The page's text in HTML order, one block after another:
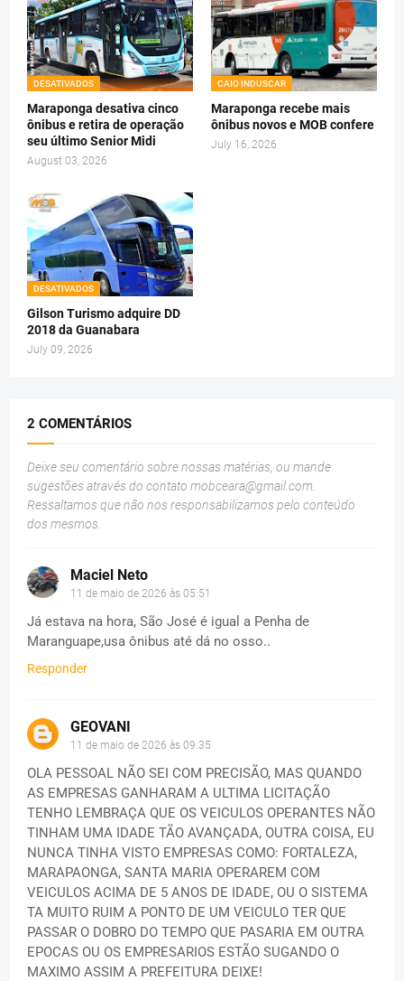
DESATIVADOS
Maraponga desativa cinco
ônibus e retira de operação
seu último Senior Midi
August 03, 2026
CAIO INDUSCAR
Maraponga recebe mais
ônibus novos e MOB confere
July 16, 2026
DESATIVADOS
Gilson Turismo adquire DD
2018 da Guanabara
July 09, 2026
2 COMENTÁRIOS
Deixe seu comentário sobre nossas matérias, ou mande
sugestões através do contato mobceara@gmail.com
Ressaltamos que não nos responsabilizamos pelo conteúdo
dos mesmos.
Maciel Neto
11 de maio de 2026 às 05:51
Já estava na hora, São José é igual a Penha de
Maranguape,usa ônibus até dá no osso..
Responder
GEOVANI
11 de maio de 2026 às 09:35
OLA PESSOAL NÃO SEI COM PRECISÃO, MAS QUANDO
AS EMPRESAS GANHARAM A ULTIMA LICITAÇÃO
TENHO LEMBRAÇA QUE OS VEICULOS OPERANTES NÃO
TINHAM UMA IDADE TÃO AVANÇADA, OUTRA COISA, EU
NUNCA TINHA VISTO EMPRESAS COMO: FORTALEZA,
MARAPAONGA, SANTA MARIA OPERAREM COM
VEICULOS ACIMA DE 5 ANOS DE IDADE, OU O SISTEMA
TA MUITO RUIM A PONTO DE UM VEICULO TER QUE
PASSAR O DOBRO DO TEMPO QUE PASARIA EM OUTRA
EPOCAS OU OS EMPRESARIOS ESTÃO SUGANDO O
MAXIMO ASSIM A PREFEITURA DEIXE!